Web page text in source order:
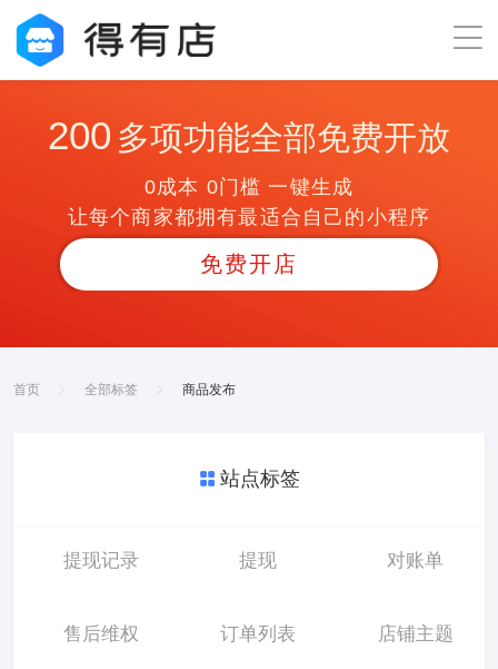
200 多项功能全部免费开放
0成本 0门槛 一键生成
让每个商家都拥有最适合自己的小程序
免费开店
首页 全部标签 商品发布
站点标签
提现记录 提现 对账单
售后维权 订单列表 店铺主题